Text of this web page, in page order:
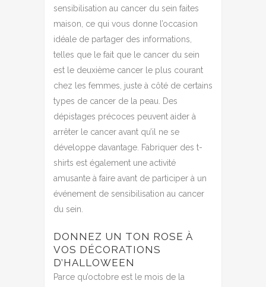
sensibilisation au cancer du sein faites
maison, ce qui vous donne l’occasion
idéale de partager des informations,
telles que le fait que le cancer du sein
est le deuxième cancer le plus courant
chez les femmes, juste à côté de certains
types de cancer de la peau.
Des
dépistages précoces peuvent aider à
arrêter le cancer avant qu’il ne se
développe davantage. Fabriquer des t-
shirts est également une activité
amusante à faire avant de participer à un
événement de sensibilisation au cancer
du sein.
DONNEZ UN TON ROSE À
VOS DÉCORATIONS
D’HALLOWEEN
Parce qu’octobre est le mois de la